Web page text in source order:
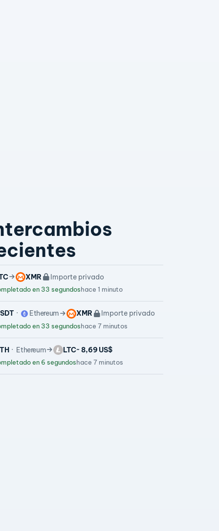
XMR Importe privado
en 33 segundoshace 1 minuto
Ethereum XMR Importe privado
en 33 segundoshace 7 minutos
Ethereum LTC~ 8,69 US$
en 6 segundoshace 7 minutos